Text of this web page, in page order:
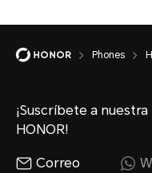
Phones
¡Suscríbete a
HONOR!
Correo